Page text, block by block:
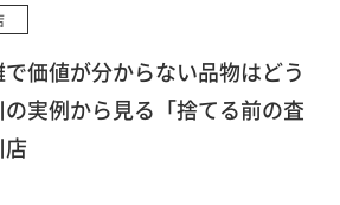
価値が分からない品物はどう
実例から見る「捨てる前の査